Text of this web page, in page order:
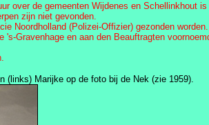
over de gemeenten Wijdenes en Schellinkhout is
zijn niet gevonden.
Noordholland (Polizei-Offizier) gezonden worden.
Gravenhage en aan den Beauftragten
(links) Marijke op de foto bij de Nek (zie 1959).